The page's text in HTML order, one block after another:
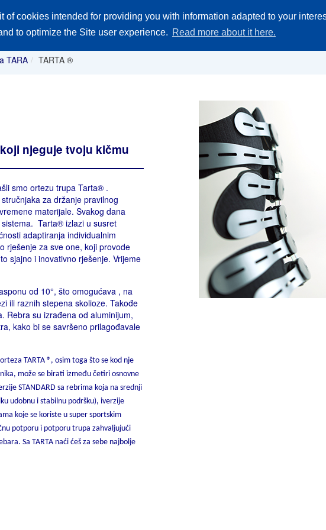
of cookies intended for providing you with information adapted to your
to optimize the Site user experience. Read more about it here.
Katalozi Akademija Zamjenski dijelovi Gjde kupti O Firmi Kontakt
TARA TARTA ®
njeguje tvoju kičmu
smo ortezu trupa Tarta® .
za držanje pravilnog
materijale. Svakog dana
Tarta® izlazi u susret
adaptiranja individualnim
rješenje za sve one, koji provode
sjajno i inovativno rješenje. Vrijeme
od 10°, što omogućava , na
ili raznih stepena skolioze. Takođe
Rebra su izrađena od aluminijum,
kako bi se savršeno prilagođavale
TARTA ®, osim toga što se kod nje
može se birati između četiri osnovne
STANDARD sa rebrima koja na srednji
udobnu i stabilnu podršku), iverzije
koje se koriste u super sportskim
potporu i potporu trupa zahvaljujući
Sa TARTA naći ćeš za sebe najbolje